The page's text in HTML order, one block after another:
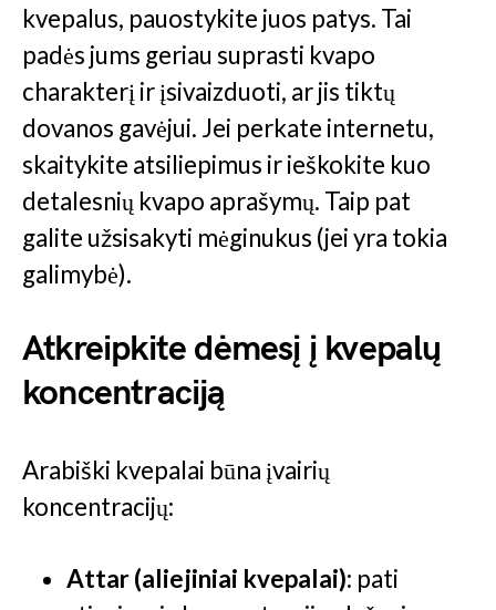
kvepalus, pauostykite juos patys. Tai
padės jums geriau suprasti kvapo
charakterį ir įsivaizduoti, ar jis tiktų
dovanos gavėjui. Jei perkate internetu,
skaitykite atsiliepimus ir ieškokite kuo
detalesnių kvapo aprašymų. Taip pat
galite užsisakyti mėginukus (jei yra tokia
galimybė).
Atkreipkite dėmesį į kvepalų
koncentraciją
Arabiški kvepalai būna įvairių
koncentracijų:
Attar (aliejiniai kvepalai): pati